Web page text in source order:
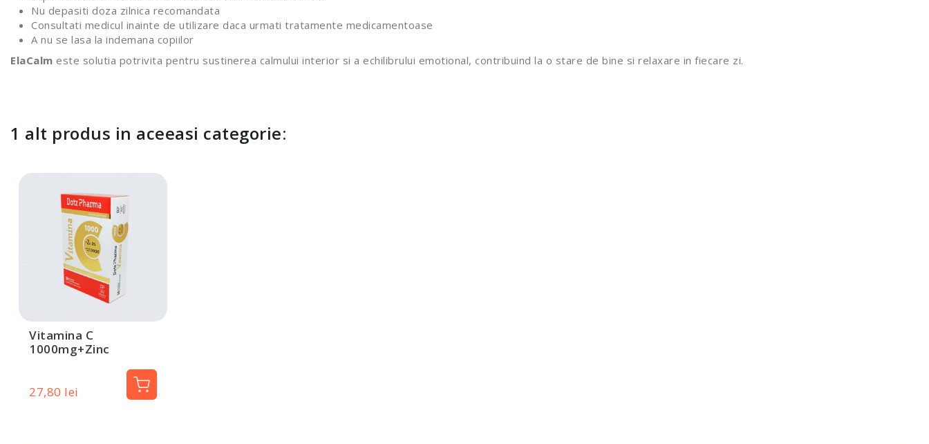
Nu depasiti doza zilnica recomandata
Consultati medicul inainte de utilizare daca urmati tratamente medicamentoase
A nu se lasa la indemana copiilor
ElaCalm este solutia potrivita pentru sustinerea calmului interior si a echilibrului emotional, contribuind la o stare de bine si relaxare in fiecare zi.
1 alt produs in aceeasi categorie:
Vitamina C
1000mg+Zinc
comprimate, Dotz
Pharma
27,80 lei